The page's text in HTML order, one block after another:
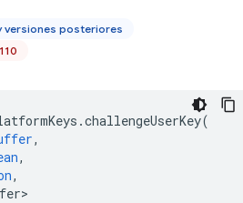
versiones posteriores
.challengeUserKey(
,
,
,